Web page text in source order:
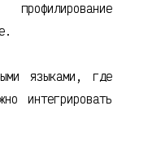
языками, где
интегрировать